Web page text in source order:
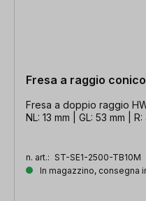
Fresa a raggio conico
Fresa a doppio raggio
NL: 13 mm | GL: 53 mm |
n. art.: ST-SE1-2500-TB10M
In magazzino, consegna